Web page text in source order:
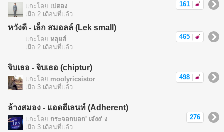
แกะโดย เปตอง
เมื่อ 2 เดือนที่แล้ว
161
หวังดี - เล็ก สมอลล์ (Lek small)
แกะโดย หลุยส์
เมื่อ 2 เดือนที่แล้ว
465
จิบเธอ - จิบเธอ (chiptur)
แกะโดย moolyricsistor
เมื่อ 3 เดือนที่แล้ว
498
ล้างสมอง - แอดฮีเลนท์ (Adherent)
แกะโดย กระจอกบอก' เจ๋งง' ง
เมื่อ 3 เดือนที่แล้ว
276